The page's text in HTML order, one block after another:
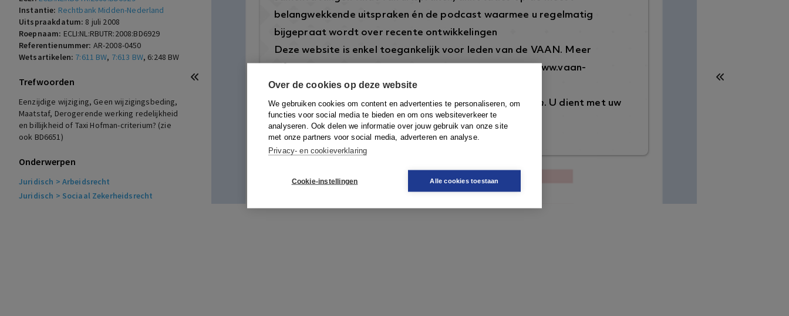
Over de cookies op deze website
We gebruiken cookies om content en advertenties te personaliseren, om
functies voor social media te bieden en om ons websiteverkeer te
analyseren. Ook delen we informatie over jouw gebruik van onze site
met onze partners voor social media, adverteren en analyse.
Privacy- en cookieverklaring
Cookie-instellingen Alle cookies toestaan
Instantie: Rechtbank Midden-Nederland
Uitspraakdatum: 8 juli 2008
Roepnaam: ECLI:NL:RBUTR:2008:BD6929
Referentienummer: AR-2008-0450
Wetsartikelen: 7:611 BW, 7:613 BW, 6:248 BW
Trefwoorden
Eenzijdige wijziging, Geen wijzigingsbeding,
Maatstaf, Derogerende werking redelijkheid
en billijkheid of Taxi Hofman-criterium? (zie
ook BD6651)
Onderwerpen
Juridisch > Arbeidsrecht
Juridisch > Sociaal Zekerheidsrecht
belangwekkende uitspraken én de podcast waarmee u regelmatig
bijgepraat wordt over recente ontwikkelingen
Deze website is enkel toegankelijk voor leden van de VAAN. Meer
https://www.vaan-
arbeidsrecht.nl/.
Om in te loggen klikt u rechtsboven op de knopInloggen. U dient met uw
VAAN-account in te loggen om toegang te krijgen.